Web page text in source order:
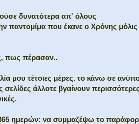
δυνατότερα απ' όλους
παντομίμα που έκανε ο Χρόνης
πως πέρασαν..
μου τέτοιες μέρες. το κάνω σε
σελίδες άλλοτε βγαίνουν
ημερών: να συμμαζέψω το